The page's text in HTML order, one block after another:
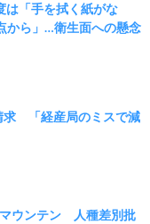
は「手を拭く紙がな
から」…衛生面への懸念
求 「経産局のミスで減
ウンテン 人種差別批